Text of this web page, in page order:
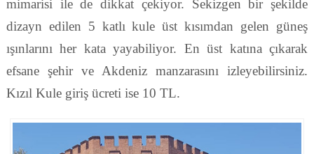
mimarisi ile de dikkat çekiyor. Sekizgen bir şekilde
dizayn edilen 5 katlı kule üst kısımdan gelen güneş
ışınlarını her kata yayabiliyor. En üst katına çıkarak
efsane şehir ve Akdeniz manzarasını izleyebilirsiniz.
Kızıl Kule giriş ücreti ise 10 TL.